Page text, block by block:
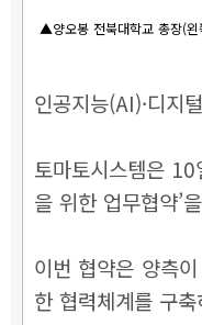
▲양오봉 전북대학교 총장(왼
인공지능(AI)·디지
토마토시스템은
을 위한 업무협약’
이번 협약은 양측
한 협력체계를 구